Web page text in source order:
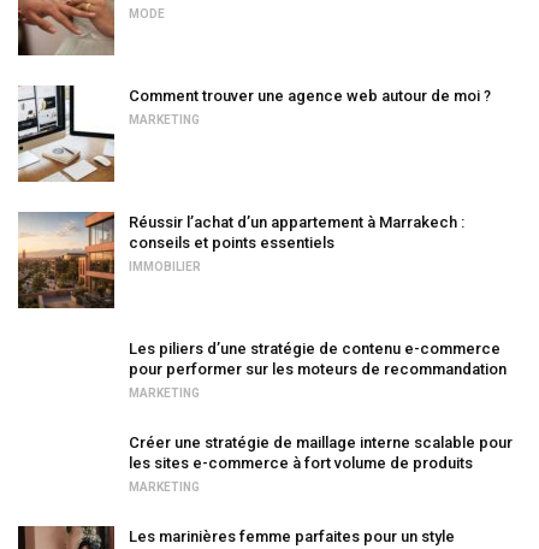
MODE
Comment trouver une agence web autour de moi ?
MARKETING
Réussir l’achat d’un appartement à Marrakech :
conseils et points essentiels
IMMOBILIER
Les piliers d’une stratégie de contenu e-commerce
pour performer sur les moteurs de recommandation
MARKETING
Créer une stratégie de maillage interne scalable pour
les sites e-commerce à fort volume de produits
MARKETING
Les marinières femme parfaites pour un style